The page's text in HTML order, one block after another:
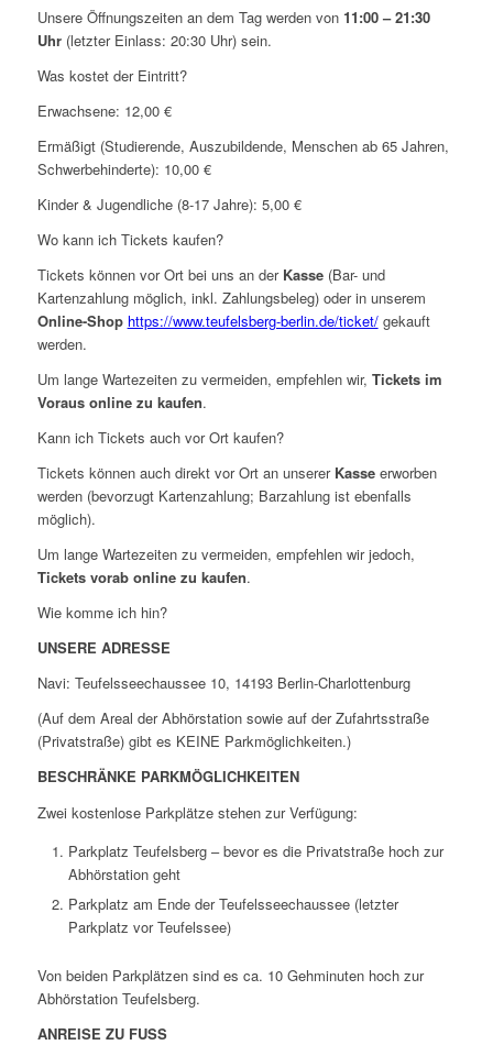
Unsere Öffnungszeiten an dem Tag werden von 11:00 – 21:30
Uhr(letzter Einlass: 20:30 Uhr) sein.
Was kostet der Eintritt?
Erwachsene: 12,00 €
Ermäßigt (Studierende, Auszubildende, Menschen ab 65 Jahren,
Schwerbehinderte): 10,00 €
Kinder & Jugendliche (8-17 Jahre): 5,00 €
Wo kann ich Tickets kaufen?
Tickets können vor Ort bei uns an der Kasse(Bar- und
Kartenzahlung möglich, inkl. Zahlungsbeleg) oder in unserem
Online-Shop https://www.teufelsberg-berlin.de/ticket/gekauft
werden.
Um lange Wartezeiten zu vermeiden, empfehlen wir, Tickets im
Voraus online zu kaufen.
Kann ich Tickets auch vor Ort kaufen?
Tickets können auch direkt vor Ort an unserer Kasseerworben
werden (bevorzugt Kartenzahlung; Barzahlung ist ebenfalls
möglich).
Um lange Wartezeiten zu vermeiden, empfehlen wir jedoch,
Tickets vorab online zu kaufen.
Wie komme ich hin?
UNSERE ADRESSE
Navi: Teufelsseechaussee 10, 14193 Berlin-Charlottenburg
(Auf dem Areal der Abhörstation sowie auf der Zufahrtsstraße
(Privatstraße) gibt es KEINE Parkmöglichkeiten.)
BESCHRÄNKE PARKMÖGLICHKEITEN
Zwei kostenlose Parkplätze stehen zur Verfügung:
Parkplatz Teufelsberg – bevor es die Privatstraße hoch zur
Abhörstation geht
Parkplatz am Ende der Teufelsseechaussee (letzter
Parkplatz vor Teufelssee)
Von beiden Parkplätzen sind es ca. 10 Gehminuten hoch zur
Abhörstation Teufelsberg.
ANREISE ZU FUSS